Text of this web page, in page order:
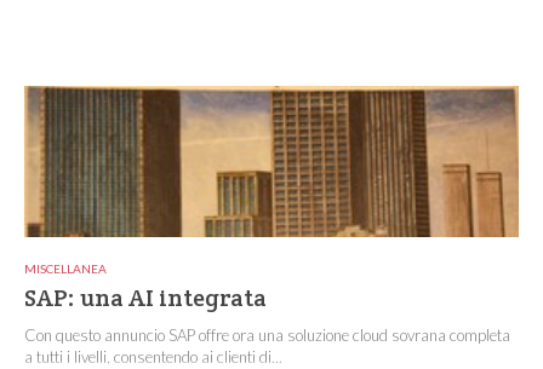
MISCELLANEA
SAP: una AI integrata
Con questo annuncio SAP offre ora una soluzione cloud sovrana completa
a tutti i livelli, consentendo ai clienti di...